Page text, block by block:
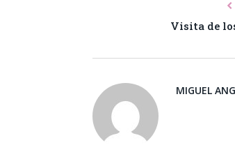
Visita de
MIGUEL